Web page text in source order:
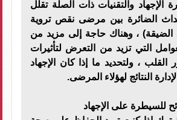
الإجهاد والتقنيات ذات الصلة تقلل
الضائرة بين مرضى نقص تروية
الضيقة) ، وهناك حاجة إلى مزيد من
التي تزيد من التعرض لتأثيرات
القلب ، ولتحديد ما إذا كان الإجهاد
النتائج لهؤلاء المرضى.
للسيطرة على الإجهاد